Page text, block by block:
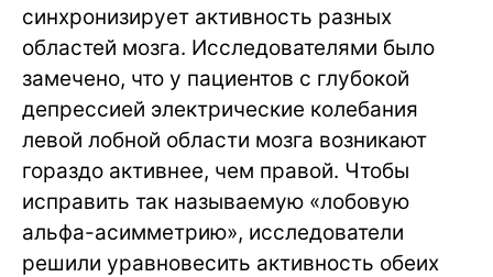
синхронизирует активность разных
областей мозга. Исследователями было
замечено, что у пациентов с глубокой
депрессией электрические колебания
левой лобной области мозга возникают
гораздо активнее, чем правой. Чтобы
исправить так называемую «лобовую
альфа-асимметрию», исследователи
решили уравновесить активность обеих